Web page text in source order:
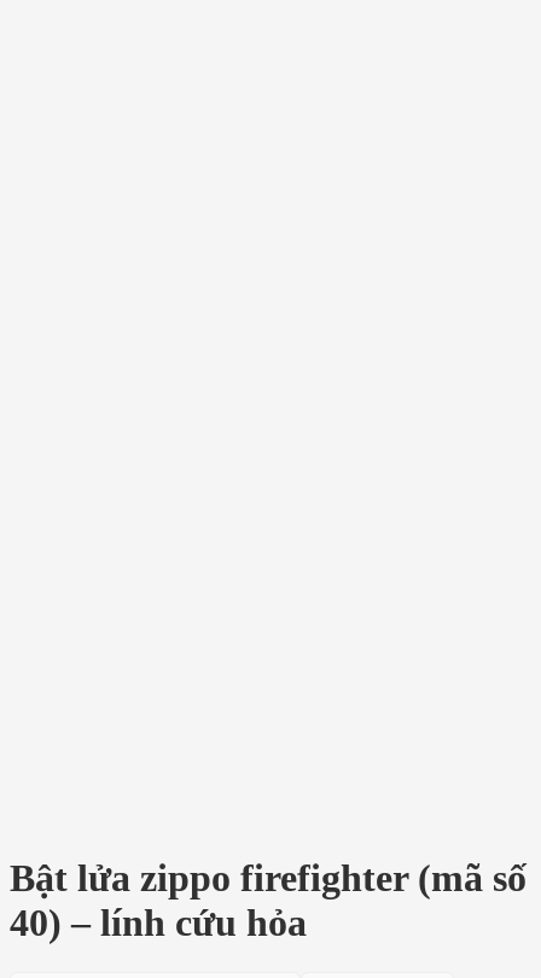
Bật lửa zippo firefighter (mã số
40) – lính cứu hỏa